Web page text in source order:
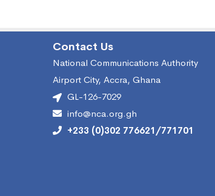
Contact Us
National Communications Authority
Airport City, Accra, Ghana
GL-126-7029
info@nca.org.gh
+233 (0)302 776621/771701